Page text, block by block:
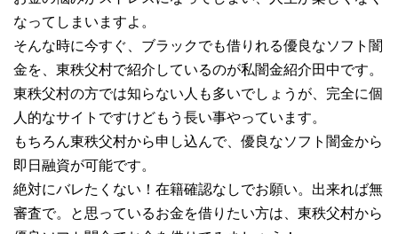
なってしまいますよ。
そんな時に今すぐ、ブラックでも借りれる優良なソフト闇
金を、東秩父村で紹介しているのが私闇金紹介田中です。
東秩父村の方では知らない人も多いでしょうが、完全に個
人的なサイトですけどもう長い事やっています。
もちろん東秩父村から申し込んで、優良なソフト闇金から
即日融資が可能です。
絶対にバレたくない！在籍確認なしでお願い。出来れば無
審査で。と思っているお金を借りたい方は、東秩父村から